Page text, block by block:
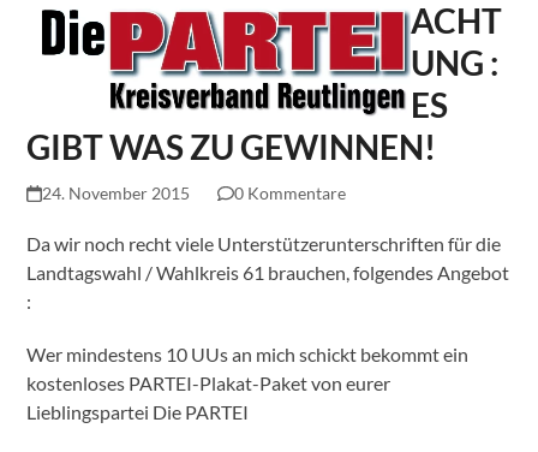
Open
mobile
Close
mobile
ACHT
UNG :
ES
GIBT WAS ZU GEWINNEN!
24. November 2015 0 Kommentare
Da wir noch recht viele Unterstützerunterschriften für die
Landtagswahl / Wahlkreis 61 brauchen, folgendes Angebot
:
Wer mindestens 10 UUs an mich schickt bekommt ein
kostenloses PARTEI-Plakat-Paket von eurer
Lieblingspartei Die PARTEI